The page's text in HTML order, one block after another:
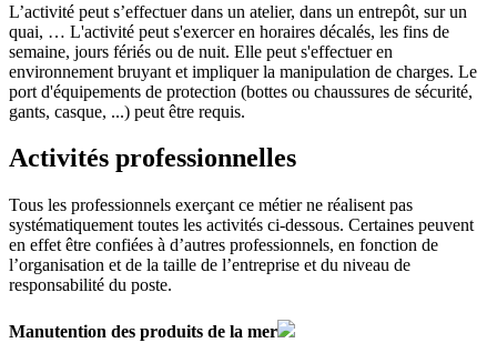
L’activité peut s’effectuer dans un atelier, dans un entrepôt, sur un
quai, … L'activité peut s'exercer en horaires décalés, les fins de
semaine, jours fériés ou de nuit. Elle peut s'effectuer en
environnement bruyant et impliquer la manipulation de charges. Le
port d'équipements de protection (bottes ou chaussures de sécurité,
gants, casque, ...) peut être requis.
Activités professionnelles
Tous les professionnels exerçant ce métier ne réalisent pas
systématiquement toutes les activités ci-dessous. Certaines peuvent
en effet être confiées à d’autres professionnels, en fonction de
l’organisation et de la taille de l’entreprise et du niveau de
responsabilité du poste.
Manutention des produits de la mer